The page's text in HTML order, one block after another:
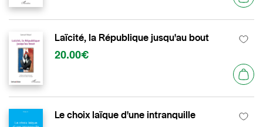
Laïcité, la République jusqu'au bout
20.00€
Le choix laïque d'une intranquille